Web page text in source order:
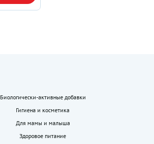
Биологически-активные добавки
Гигиена и косметика
Для мамы и малыша
Здоровое питание